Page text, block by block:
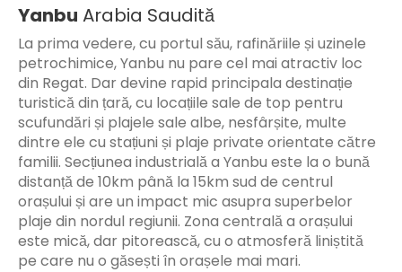
Yanbu Arabia Saudită
La prima vedere, cu portul său, rafinăriile și uzinele
petrochimice, Yanbu nu pare cel mai atractiv loc
din Regat. Dar devine rapid principala destinație
turistică din țară, cu locațiile sale de top pentru
scufundări și plajele sale albe, nesfârșite, multe
dintre ele cu stațiuni și plaje private orientate către
familii. Secțiunea industrială a Yanbu este la o bună
distanță de 10km până la 15km sud de centrul
orașului și are un impact mic asupra superbelor
plaje din nordul regiunii. Zona centrală a orașului
este mică, dar pitorească, cu o atmosferă liniștită
pe care nu o găsești în orașele mai mari.